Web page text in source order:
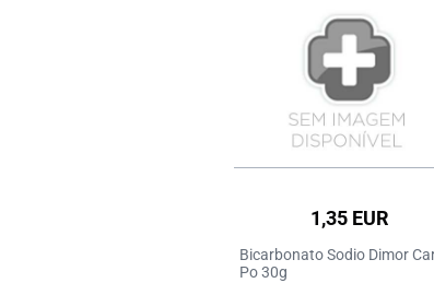
1,35 EUR
Bicarbonato Sodio Dimor
Po 30g